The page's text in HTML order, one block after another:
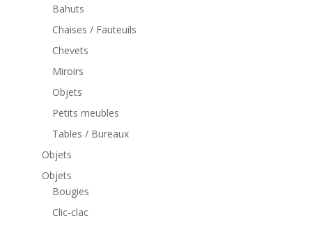
Bahuts
Chaises / Fauteuils
Chevets
Miroirs
Objets
Petits meubles
Tables / Bureaux
Objets
Objets
Bougies
Clic-clac